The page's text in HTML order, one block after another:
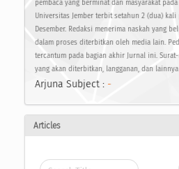
pembaca yang berminat dan masyarakat
Universitas Jember terbit setahun 2 (dua)
Desember. Redaksi menerima naskah yang
dalam proses diterbitkan oleh media lain.
tercantum pada bagian akhir Jurnal ini.
yang akan diterbitkan, langganan, dan
Arjuna Subject : -
Articles